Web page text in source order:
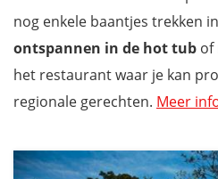
nog enkele baantjes trekken
ontspannen in de hot tub of
het restaurant waar je kan
regionale gerechten. Meer